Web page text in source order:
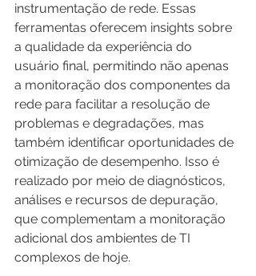
instrumentação de rede. Essas
ferramentas oferecem insights sobre
a qualidade da experiência do
usuário final, permitindo não apenas
a monitoração dos componentes da
rede para facilitar a resolução de
problemas e degradações, mas
também identificar oportunidades de
otimização de desempenho. Isso é
realizado por meio de diagnósticos,
análises e recursos de depuração,
que complementam a monitoração
adicional dos ambientes de TI
complexos de hoje.